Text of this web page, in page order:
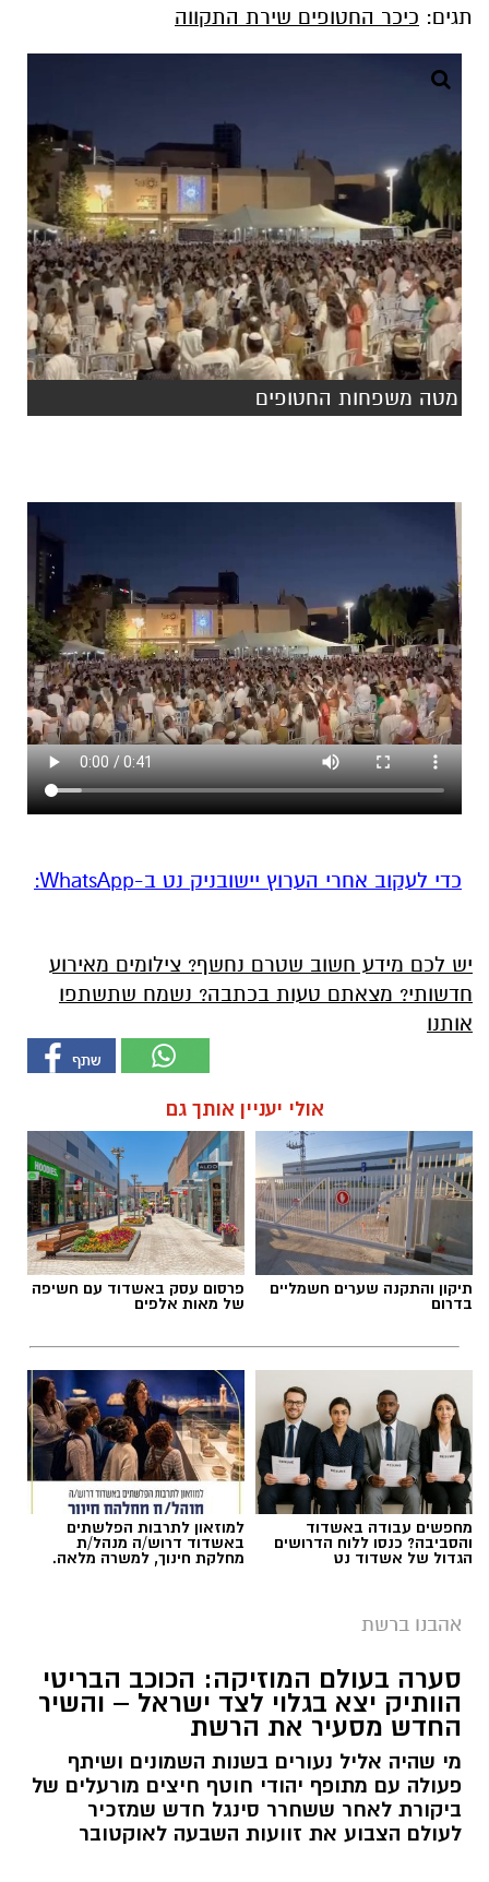
תגים: כיכר החטופים שירת התקווה
מטה משפחות החטופים
‏כדי לעקוב אחרי הערוץ יישובניק נט ב-WhatsApp:‏‏‏
יש לכם מידע חשוב שטרם נחשף? צילומים מאירוע
חדשותי? מצאתם טעות בכתבה? נשמח שתשתפו
אותנו
אולי יעניין אותך גם
תיקון והתקנה שערים חשמליים
בדרום
פרסום עסק באשדוד עם חשיפה
של מאות אלפים
מחפשים עבודה באשדוד
והסביבה? כנסו ללוח הדרושים
הגדול של אשדוד נט
למוזאון לתרבות הפלשתים
באשדוד דרוש/ה מנהל/ת
מחלקת חינוך, למשרה מלאה.
אהבנו ברשת
סערה בעולם המוזיקה: הכוכב הבריטי
הוותיק יצא בגלוי לצד ישראל – והשיר
החדש מסעיר את הרשת
מי שהיה אליל נעורים בשנות השמונים ושיתף
פעולה עם מתופף יהודי חוטף חיצים מורעלים של
ביקורת לאחר ששחרר סינגל חדש שמזכיר
לעולם הצבוע את זוועות השבעה לאוקטובר